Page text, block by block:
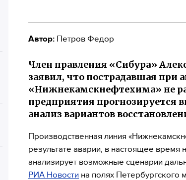
Автор: Петров Федор
Член правления «Сибура»
заявил, что пострадавшая при
«Нижнекамскнефтехима» не
предприятия прогнозируется
анализ вариантов
Производственная линия
результате аварии, в настоящее время
анализирует возможные сценарии
РИА Новости на полях Петербургского